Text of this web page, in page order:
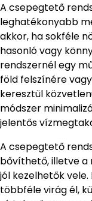
A csepegtető
leghatékonyabb
akkor, ha sokféle
hasonló vagy
rendszernél egy
föld felszínére
keresztül
módszer
jelentős
A csepegtető
bővíthető, illetve a
jól kezelhetők
többféle virág él,